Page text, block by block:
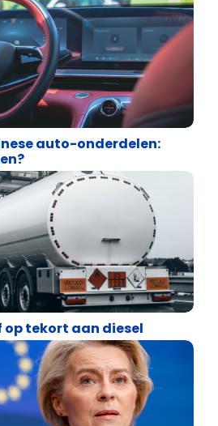
auto-onderdelen:
op tekort aan diesel